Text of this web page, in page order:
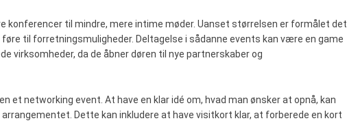
konferencer til mindre, mere intime møder. Uanset størrelsen er formålet det
til forretningsmuligheder. Deltagelse i sådanne events kan være en game
virksomheder, da de åbner døren til nye partnerskaber og
et networking event. At have en klar idé om, hvad man ønsker at opnå, kan
Dette kan inkludere at have visitkort klar, at forberede en kort